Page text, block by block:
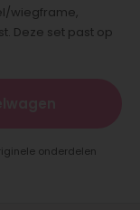
wiegframe,
Deze set past op
onderdelen